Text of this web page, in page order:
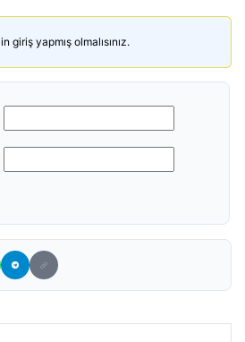
giriş yapmış olmalısınız.